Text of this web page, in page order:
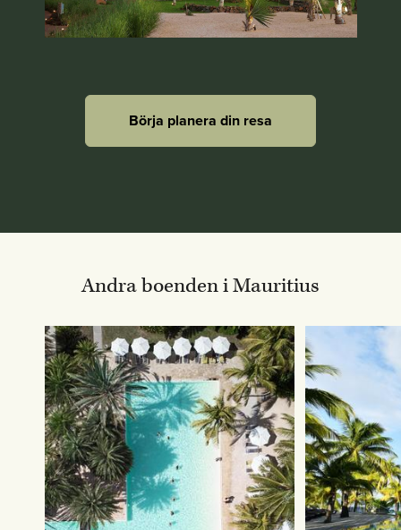
Börja planera din resa
Andra boenden i Mauritius